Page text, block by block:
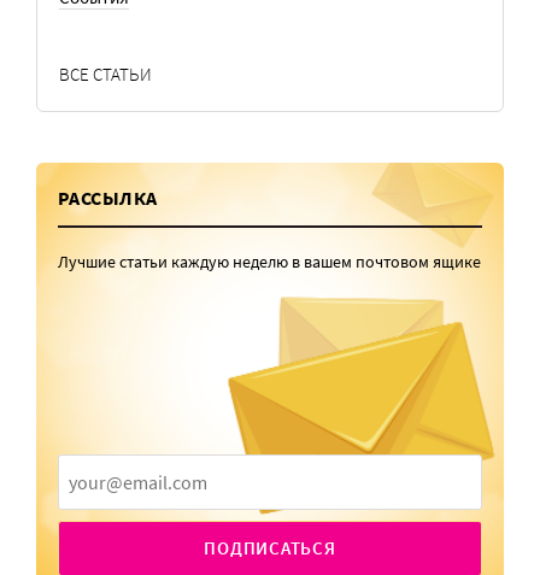
ВСЕ СТАТЬИ
РАССЫЛКА
Лучшие статьи каждую неделю в вашем почтовом ящике
ПОДПИСАТЬСЯ